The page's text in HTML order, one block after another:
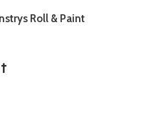
Roll & Paint